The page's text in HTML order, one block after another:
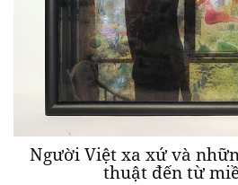
Người Việt xa xứ và
thuật đến từ